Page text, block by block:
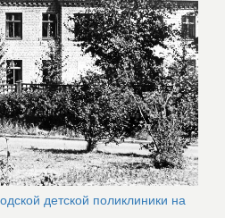
детской поликлиники на